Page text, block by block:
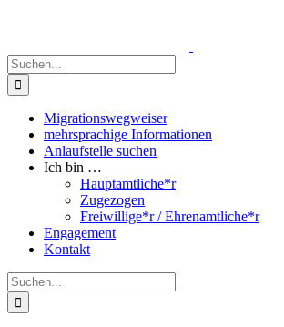
Suche
nach:
Migrationswegweiser
mehrsprachige Informationen
Anlaufstelle suchen
Ich bin …
Hauptamtliche*r
Zugezogen
Freiwillige*r / Ehrenamtliche*r
Engagement
Kontakt
Suche
nach: